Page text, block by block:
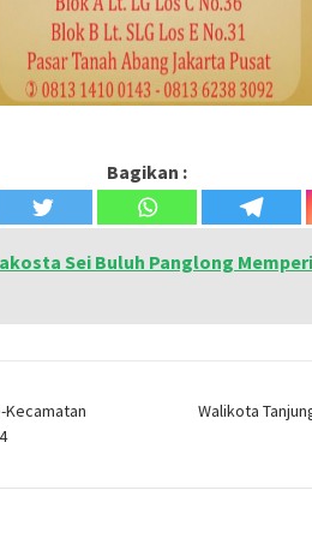
Bagikan :
Sei Buluh Panglong
Kecamatan
Walikota